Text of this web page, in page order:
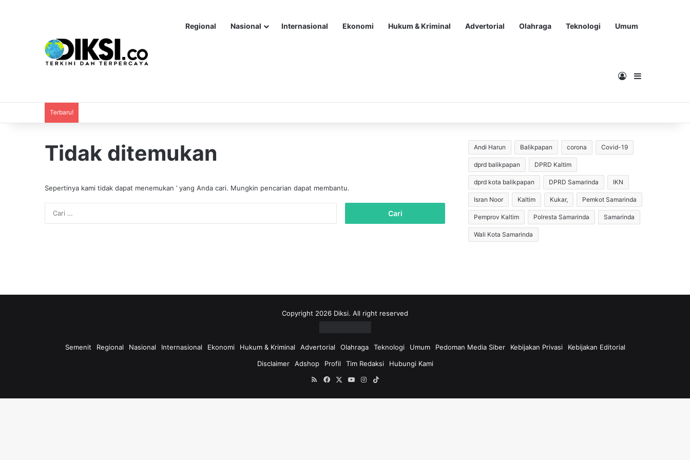
Regional Nasional Internasional Ekonomi Hukum & Kriminal Advertorial Olahraga Teknologi Umum
Masuk
Terbaru!
Tidak ditemukan
Sepertinya kami tidak dapat menemukan ’ yang Anda cari. Mungkin pencarian dapat membantu.
k
Andi Harun Balikpapan corona Covid-19
dprd balikpapan DPRD Kaltim
dprd kota balikpapan DPRD Samarinda IKN
Isran Noor Kaltim Kukar, Pemkot Samarinda
Pemprov Kaltim Polresta Samarinda Samarinda
Wali Kota Samarinda
Copyright 2026 Diksi. All right reserved
Semenit Regional Nasional Internasional Ekonomi Hukum & Kriminal Advertorial Olahraga Teknologi Umum Pedoman Media Siber Kebijakan Privasi
Kebijakan Editorial
Disclaimer
Adshop Profil Tim Redaksi
Hubungi Kami
RSSFacebookYouTubeInstagram
TikTok